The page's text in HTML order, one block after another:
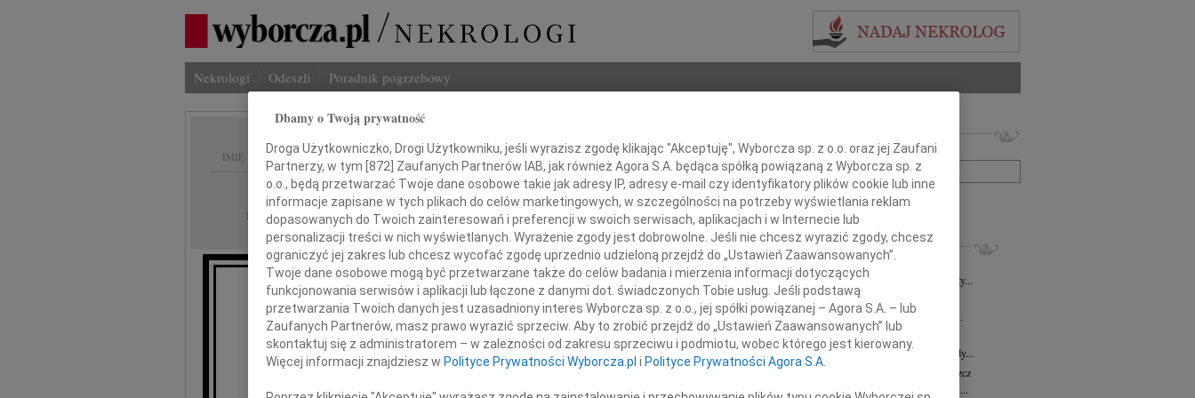
Nekrologi Odeszli Poradnik pogrzebowy
IMIĘ I NAZWISKO:
REGION: Bydgoszcz
DATA EMISJI: 21.02.2025
Pani
Edycie Rożniak
wyrazy głębokiego współczucia z powodu śmierci
Imię i nazwisko lub numer ogłoszenia:
+ szukanie zaawansowane
INNE NEKROLOGI
06.08.2026Bydgoszcz
Sylwii Kramkowskiej wraz z Rodziną wyrazy...
05.08.2026Bydgoszcz
Arlecie Stanisławskiej oraz Jej Najbliższym...
30.07.2026
Bydgoszcz
Pani Elżbiecie Skwierzyńskiej Członkini Rady...
Janusz Ostoja-Zagórski
Bydgoszcz
Z głębokim smutkiem żegnamy prof. dr. hab....
Dbamy o Twoją prywatność
Droga Użytkowniczko, Drogi Użytkowniku, jeśli wyrazisz zgodę klikając "Akceptuję", Wyborcza sp. z o.o. oraz jej Zaufani
Partnerzy, w tym [872] Zaufanych Partnerów IAB, jak również Agora S.A. będąca spółką powiązaną z Wyborcza sp. z
o.o., będą przetwarzać Twoje dane osobowe takie jak adresy IP, adresy e-mail czy identyfikatory plików cookie lub inne
informacje zapisane w tych plikach do celów marketingowych, w szczególności na potrzeby wyświetlania reklam
dopasowanych do Twoich zainteresowań i preferencji w swoich serwisach, aplikacjach i w Internecie lub
personalizacji treści w nich wyświetlanych. Wyrażenie zgody jest dobrowolne. Jeśli nie chcesz wyrazić zgody, chcesz
ograniczyć jej zakres lub chcesz wycofać zgodę uprzednio udzieloną przejdź do „Ustawień Zaawansowanych”.
Twoje dane osobowe mogą być przetwarzane także do celów badania i mierzenia informacji dotyczących
funkcjonowania serwisów i aplikacji lub łączone z danymi dot. świadczonych Tobie usług. Jeśli podstawą
przetwarzania Twoich danych jest uzasadniony interes Wyborcza sp. z o.o., jej spółki powiązanej – Agora S.A. – lub
Zaufanych Partnerów, masz prawo wyrazić sprzeciw. Aby to zrobić przejdź do „Ustawień Zaawansowanych” lub
skontaktuj się z administratorem – w zależności od zakresu sprzeciwu i podmiotu, wobec którego jest kierowany.
Więcej informacji znajdziesz w Polityce Prywatności Wyborcza.pl i Polityce Prywatności Agora S.A.